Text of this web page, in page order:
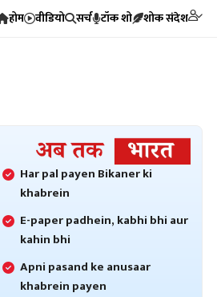
होम वीडियो सर्च टॉक शो शोक संदेश
Har pal payen Bikaner ki
khabrein
E-paper padhein, kabhi bhi aur
kahin bhi
Apni pasand ke anusaar
khabrein payen